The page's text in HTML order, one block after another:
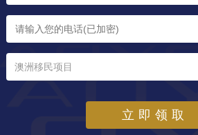
澳洲移民项目
立即领取